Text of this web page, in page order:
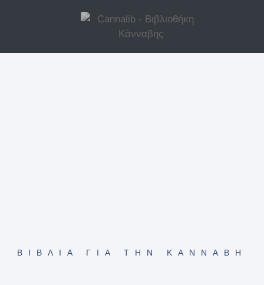
ΒΙΒΛΊΑ ΓΙΑ ΤΗΝ ΚΆΝΝΑΒΗ